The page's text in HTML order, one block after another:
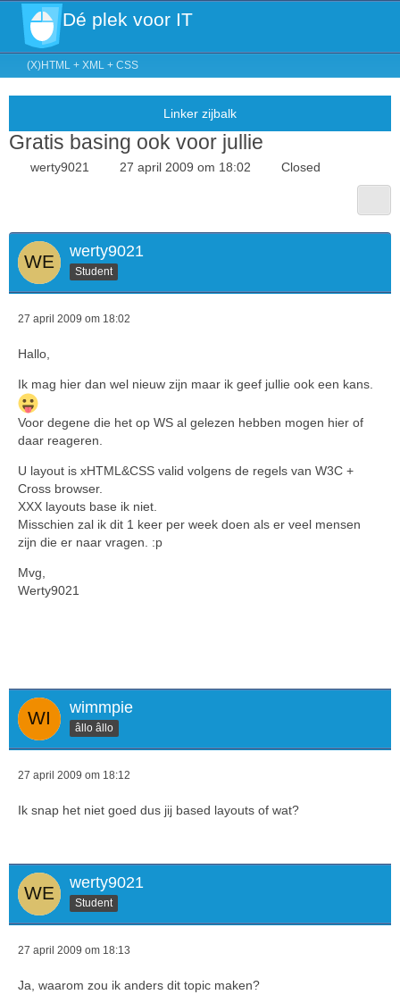
Dé plek voor IT
(X)HTML + XML + CSS
Gratis basing ook voor jullie
werty9021 27 april 2009 om 18:02 Closed
werty9021
Student
27 april 2009 om 18:02
Hallo,
Ik mag hier dan wel nieuw zijn maar ik geef jullie ook een kans.
Voor degene die het op WS al gelezen hebben mogen hier of
daar reageren.
U layout is xHTML&CSS valid volgens de regels van W3C +
Cross browser.
XXX layouts base ik niet.
Misschien zal ik dit 1 keer per week doen als er veel mensen
zijn die er naar vragen. :p
Mvg,
Werty9021
wimmpie
âllo âllo
27 april 2009 om 18:12
Ik snap het niet goed dus jij based layouts of wat?
werty9021
Student
27 april 2009 om 18:13
Ja, waarom zou ik anders dit topic maken?